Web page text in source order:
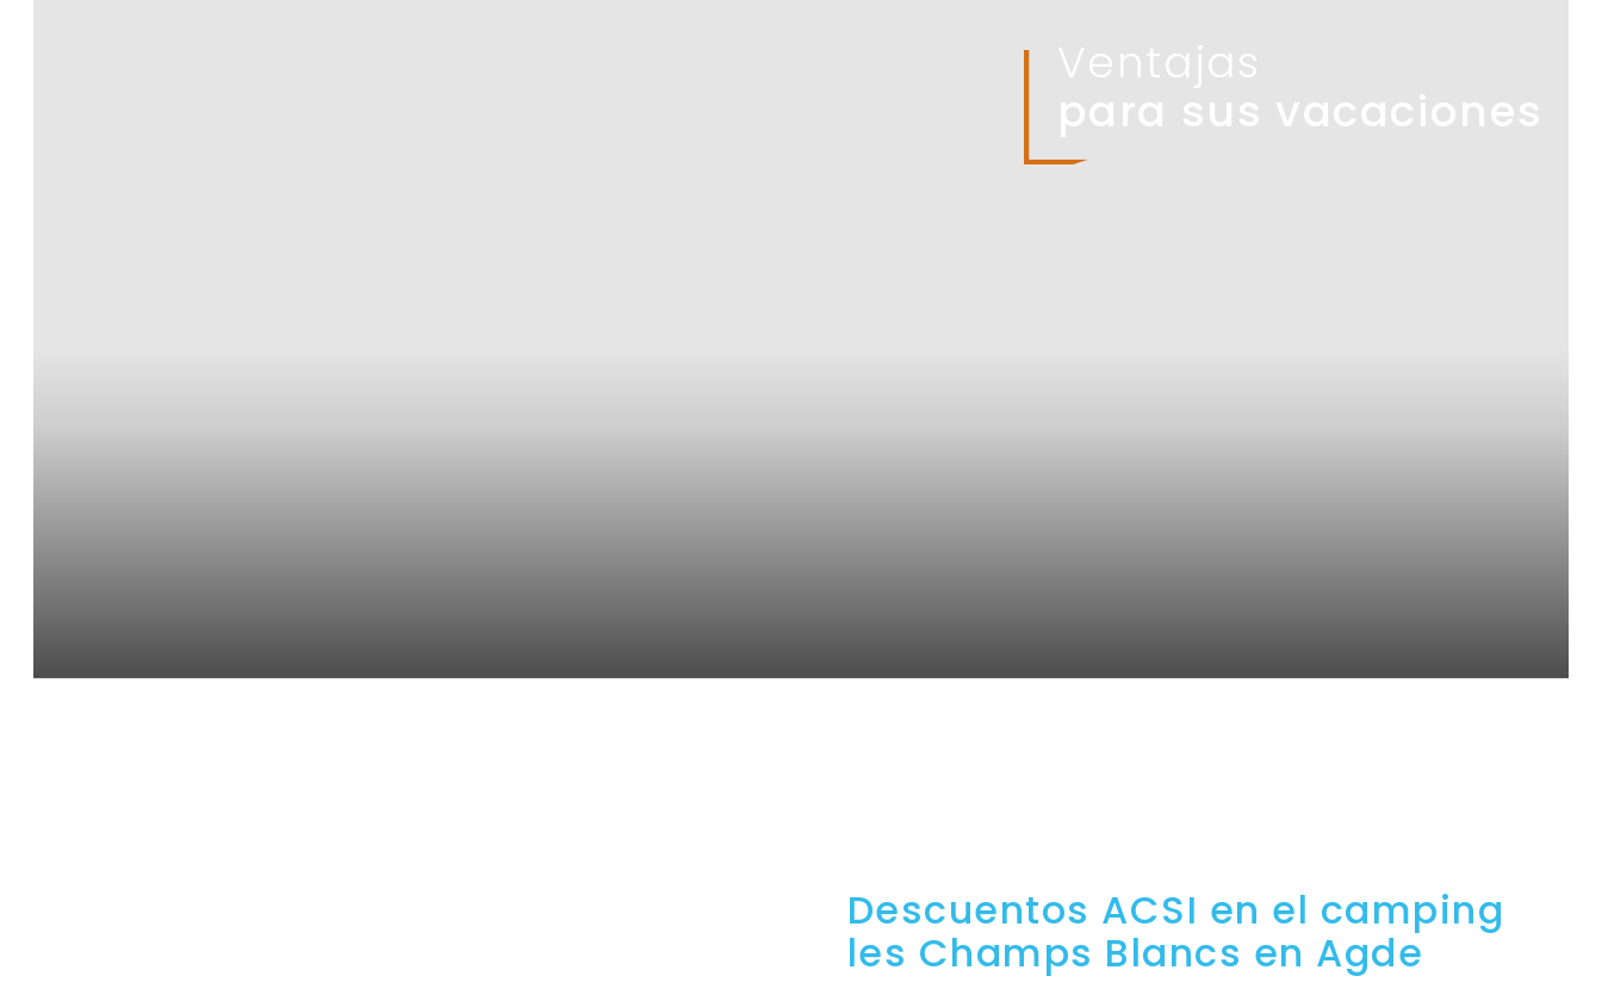
Ventajas
para sus vacaciones
Descuentos ACSI en el camping
les Champs Blancs en Agde